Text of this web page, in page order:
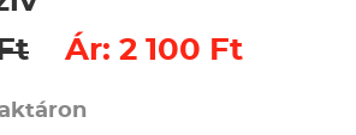
Ár: 2 100 Ft